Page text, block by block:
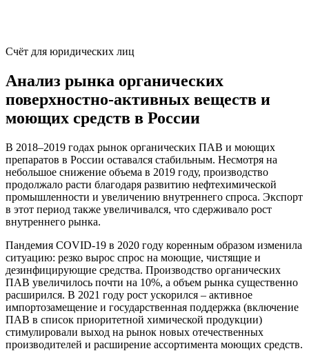
Счёт для юридических лиц
Анализ рынка органических
поверхностно-активных веществ и
моющих средств в России
В 2018–2019 годах рынок органических ПАВ и моющих
препаратов в России оставался стабильным. Несмотря на
небольшое снижение объема в 2019 году, производство
продолжало расти благодаря развитию нефтехимической
промышленности и увеличению внутреннего спроса. Экспорт
в этот период также увеличивался, что сдерживало рост
внутреннего рынка.
Пандемия COVID-19 в 2020 году коренным образом изменила
ситуацию: резко вырос спрос на моющие, чистящие и
дезинфицирующие средства. Производство органических
ПАВ увеличилось почти на 10%, а объем рынка существенно
расширился. В 2021 году рост ускорился – активное
импортозамещение и государственная поддержка (включение
ПАВ в список приоритетной химической продукции)
стимулировали выход на рынок новых отечественных
производителей и расширение ассортимента моющих средств.